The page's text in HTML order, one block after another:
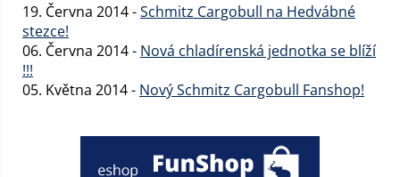
19. Června 2014 -Schmitz Cargobull na Hedvábné
stezce!
06. Června 2014 - Nová chladírenská jednotka se blíží
!!!
05. Května 2014 - Nový Schmitz Cargobull Fanshop!